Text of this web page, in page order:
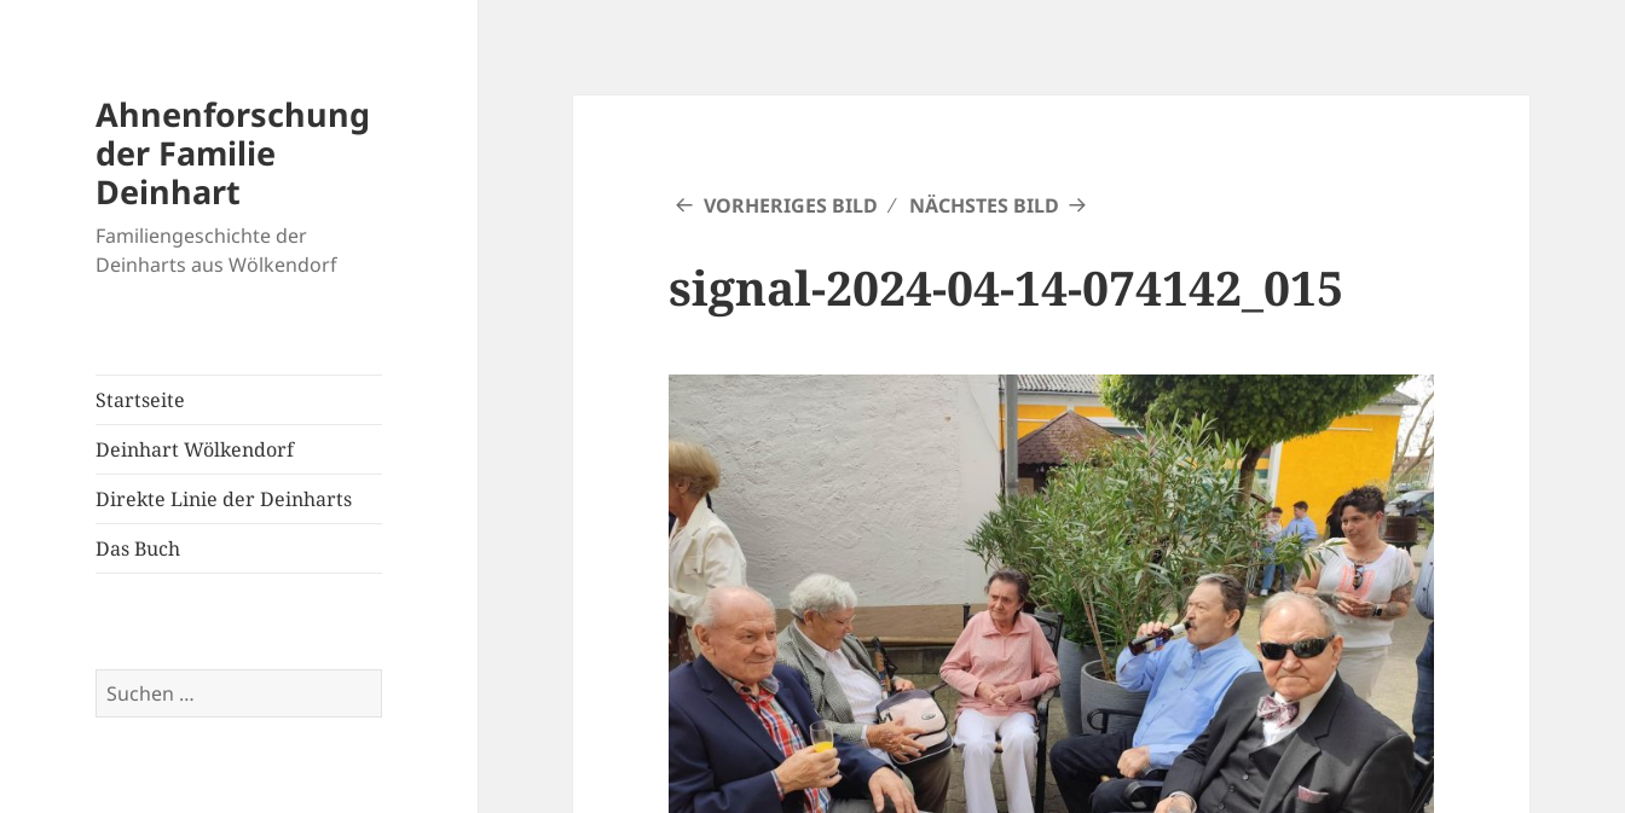
Ahnenforschung
der Familie
Deinhart
Familiengeschichte der
Deinharts aus Wölkendorf
Startseite
Deinhart Wölkendorf
Direkte Linie der Deinharts
Das Buch
Suchen
nach:
VORHERIGES BILD NÄCHSTES BILD
signal-2024-04-14-074142_015